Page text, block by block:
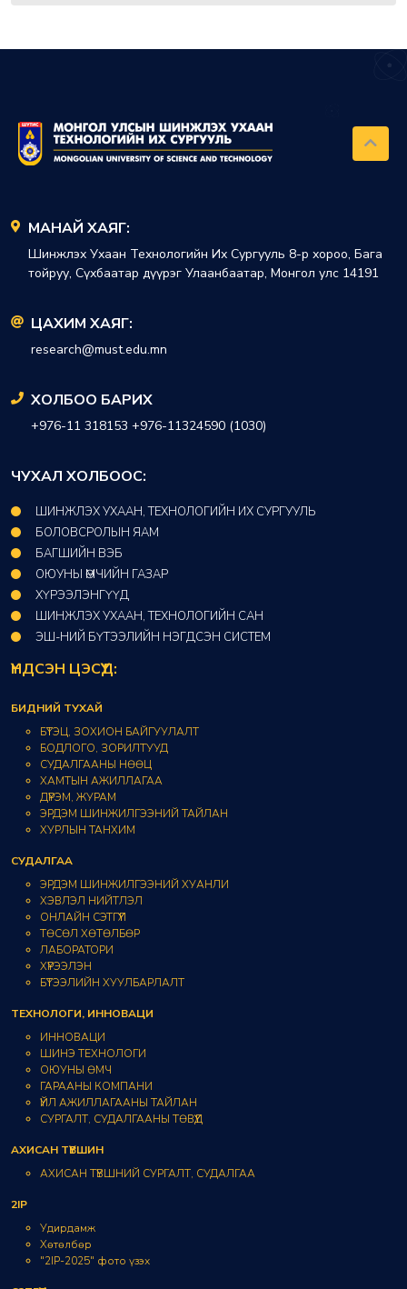
МАНАЙ ХАЯГ:
Шинжлэх Ухаан Технологийн Их Сургууль 8-р хороо, Бага
тойруу, Сүхбаатар дүүрэг Улаанбаатар, Монгол улс 14191
ЦАХИМ ХАЯГ:
research@must.edu.mn
ХОЛБОО БАРИХ
+976-11 318153 +976-11324590 (1030)
ЧУХАЛ ХОЛБООС:
ШИНЖЛЭХ УХААН, ТЕХНОЛОГИЙН ИХ СУРГУУЛЬ
БОЛОВСРОЛЫН ЯАМ
БАГШИЙН ВЭБ
ОЮУНЫ ӨМЧИЙН ГАЗАР​
ХҮРЭЭЛЭНГҮҮД​
ШИНЖЛЭХ УХААН, ТЕХНОЛОГИЙН САН​
ЭШ-НИЙ БҮТЭЭЛИЙН НЭГДСЭН СИСТЕМ
ҮНДСЭН ЦЭСҮҮД:
БИДНИЙ ТУХАЙ
БҮТЭЦ, ЗОХИОН БАЙГУУЛАЛТ
БОДЛОГО, ЗОРИЛТУУД
СУДАЛГААНЫ НӨӨЦ
ХАМТЫН АЖИЛЛАГАА
ДҮРЭМ, ЖУРАМ
ЭРДЭМ ШИНЖИЛГЭЭНИЙ ТАЙЛАН
ХУРЛЫН ТАНХИМ
СУДАЛГАА
ЭРДЭМ ШИНЖИЛГЭЭНИЙ ХУАНЛИ
ХЭВЛЭЛ НИЙТЛЭЛ
ОНЛАЙН СЭТГҮҮЛ
ТӨСӨЛ ХӨТӨЛБӨР
ЛАБОРАТОРИ
ХҮРЭЭЛЭН
БҮТЭЭЛИЙН ХУУЛБАРЛАЛТ
ТЕХНОЛОГИ, ИННОВАЦИ
ИННОВАЦИ
ШИНЭ ТЕХНОЛОГИ
ОЮУНЫ ӨМЧ
ГАРААНЫ КОМПАНИ
ҮЙЛ АЖИЛЛАГААНЫ ТАЙЛАН
СУРГАЛТ, СУДАЛГААНЫ ТӨВҮҮД
АХИСАН ТҮВШИН
АХИСАН ТҮВШНИЙ СУРГАЛТ, СУДАЛГАА
2IP
Удирдамж
Хөтөлбөр
"2IP-2025" фото үзэх